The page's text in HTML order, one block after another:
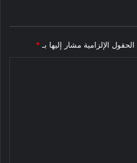
الحقول الإلزامية مشار إليها بـ *